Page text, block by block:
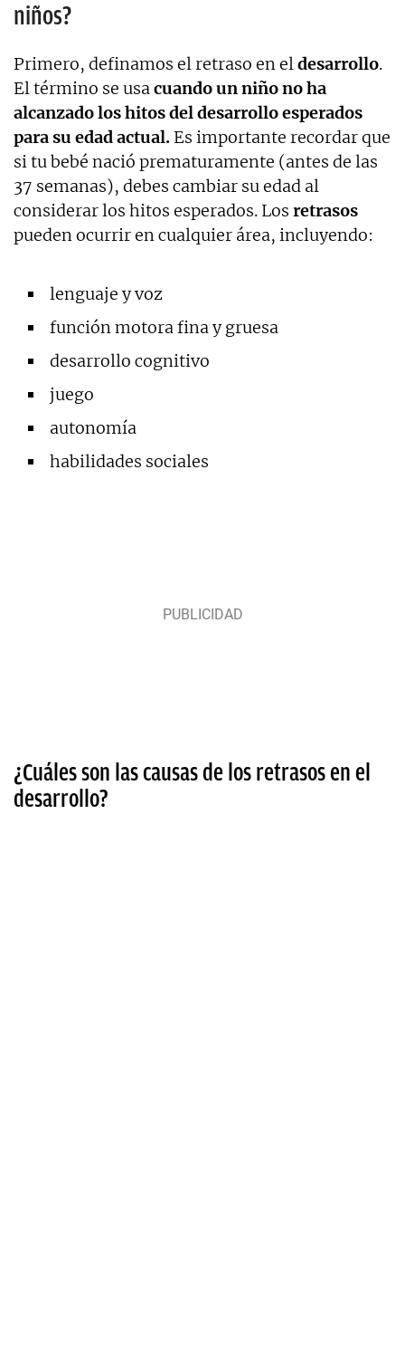
niños?
Primero, definamos el retraso en eldesarrollo.
El término se usacuando un niño no ha
alcanzado los hitos del desarrollo esperados
para su edad actual. Es importante recordar que
si tu bebé nació prematuramente (antes de las
37 semanas), debes cambiar su edad al
considerar los hitos esperados. Los retrasos
pueden ocurrir en cualquier área, incluyendo:
lenguaje y voz
función motora fina y gruesa
desarrollo cognitivo
juego
autonomía
habilidades sociales
¿Cuáles son las causas de los retrasos en el
desarrollo?